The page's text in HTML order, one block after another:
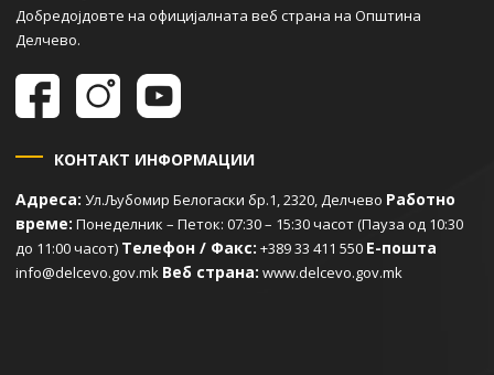
Добредојдовте на официјалната веб страна на Општина
Делчево.
КОНТАКТ ИНФОРМАЦИИ
Адреса: Ул.Љубомир Белогаски бр.1, 2320, Делчево Работно
време: Понеделник – Петок: 07:30 – 15:30 часот (Пауза од 10:30
до 11:00 часот) Телефон / Факс: +389 33 411 550 Е-пошта
info@delcevo.gov.mk Веб страна: www.delcevo.gov.mk